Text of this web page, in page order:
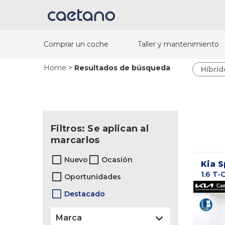
Comprar un coche Taller y mantenimiento
Home > Resultados de búsqueda
Filtros: Se aplican al
marcarlos
Nuevo
Ocasión
Oportunidades
Destacado
Marca
Kia